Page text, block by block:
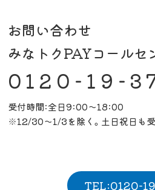
お問い合わせ
みなトクPAYコールセ
0120-19-
受付時間:全日9:00～18:00
※12/30～1/3を除く。土日祝日も受
TEL:0120-